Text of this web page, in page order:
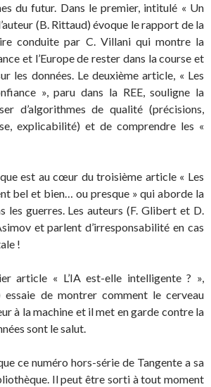
du futur. Dans le premier, intitulé « Un
(B. Rittaud) évoque le rapport de la
conduite par C. Villani qui montre la
et l’Europe de rester dans la course et
les données. Le deuxième article, « Les
», paru dans la REE, souligne la
d’algorithmes de qualité (précisions,
explicabilité) et de comprendre les «
est au cœur du troisième article « Les
bel et bien… ou presque » qui aborde la
les guerres. Les auteurs (F. Glibert et D.
et parlent d’irresponsabilité en cas
!
article « L’IA est-elle intelligente ? »,
essaie de montrer comment le cerveau
à la machine et il met en garde contre la
sont le salut.
ce numéro hors-série de Tangente a sa
Il peut être sorti à tout moment